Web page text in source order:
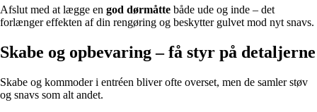
Afslut med at lægge en god dørmåtte både ude og inde – det
forlænger effekten af din rengøring og beskytter gulvet mod nyt snavs.
Skabe og opbevaring – få styr på detaljerne
Skabe og kommoder i entréen bliver ofte overset, men de samler støv
og snavs som alt andet.